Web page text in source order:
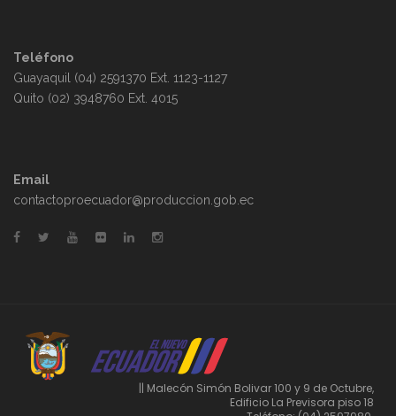
Teléfono
Guayaquil (04) 2591370 Ext. 1123-1127
Quito (02) 3948760 Ext. 4015
Email
contactoproecuador@produccion.gob.ec
|| Malecón Simón Bolivar 100 y 9 de Octubre,
Edificio La Previsora piso 18